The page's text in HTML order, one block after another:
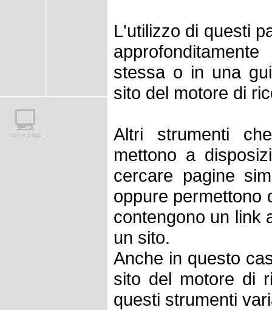
L'utilizzo di questi
stessa o in una
sito del motore di
Altri strumenti
mettono a
cercare pagine
oppure permettono
contengono un link
un sito.
Anche in questo
sito del motore di
questi strumenti